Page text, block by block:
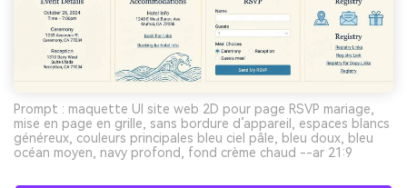
Prompt : maquette UI site web 2D pour page RSVP mariage,
mise en page en grille, sans bordure d’appareil, espaces blancs
généreux, couleurs principales bleu ciel pâle, bleu doux, bleu
océan moyen, navy profond, fond crème chaud --ar 21:9